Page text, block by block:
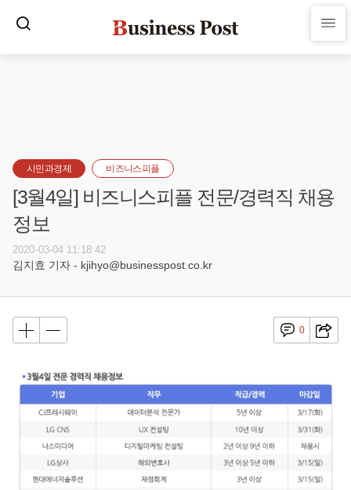
시민과경제 비즈니스피플
[3월4일] 비즈니스피플 전문/경력직 채용
정보
2020-03-04 11:18:42
김지효 기자 - kjihyo@businesspost.co.kr
0